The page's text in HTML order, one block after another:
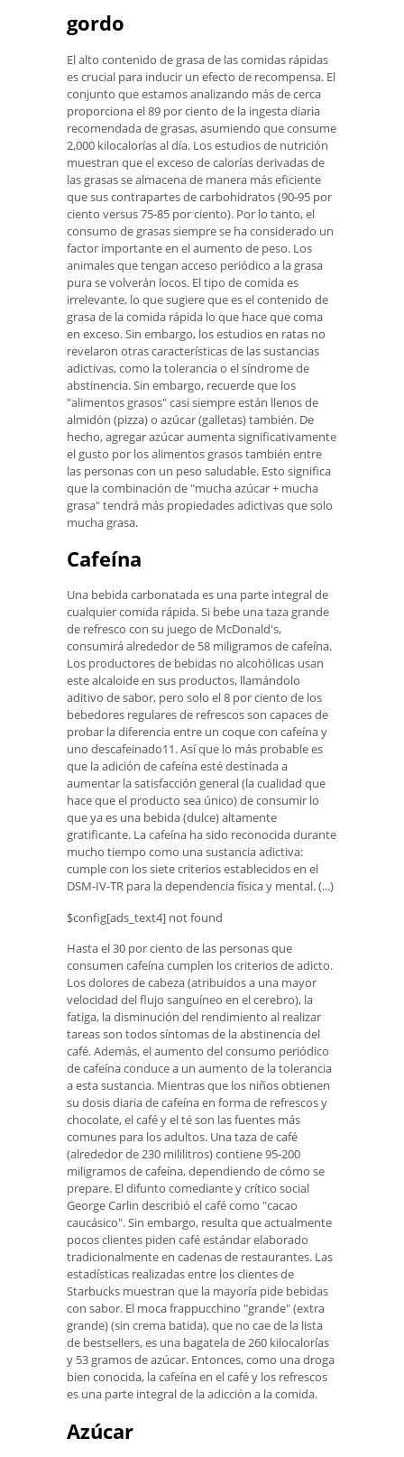
gordo
El alto contenido de grasa de las comidas rápidas
es crucial para inducir un efecto de recompensa. El
conjunto que estamos analizando más de cerca
proporciona el 89 por ciento de la ingesta diaria
recomendada de grasas, asumiendo que consume
2,000 kilocalorías al día. Los estudios de nutrición
muestran que el exceso de calorías derivadas de
las grasas se almacena de manera más eficiente
que sus contrapartes de carbohidratos (90-95 por
ciento versus 75-85 por ciento). Por lo tanto, el
consumo de grasas siempre se ha considerado un
factor importante en el aumento de peso. Los
animales que tengan acceso periódico a la grasa
pura se volverán locos. El tipo de comida es
irrelevante, lo que sugiere que es el contenido de
grasa de la comida rápida lo que hace que coma
en exceso. Sin embargo, los estudios en ratas no
revelaron otras características de las sustancias
adictivas, como la tolerancia o el síndrome de
abstinencia. Sin embargo, recuerde que los
"alimentos grasos" casi siempre están llenos de
almidón (pizza) o azúcar (galletas) también. De
hecho, agregar azúcar aumenta significativamente
el gusto por los alimentos grasos también entre
las personas con un peso saludable. Esto significa
que la combinación de "mucha azúcar + mucha
grasa" tendrá más propiedades adictivas que solo
mucha grasa.
Cafeína
Una bebida carbonatada es una parte integral de
cualquier comida rápida. Si bebe una taza grande
de refresco con su juego de McDonald's,
consumirá alrededor de 58 miligramos de cafeína.
Los productores de bebidas no alcohólicas usan
este alcaloide en sus productos, llamándolo
aditivo de sabor, pero solo el 8 por ciento de los
bebedores regulares de refrescos son capaces de
probar la diferencia entre un coque con cafeína y
uno descafeinado11. Así que lo más probable es
que la adición de cafeína esté destinada a
aumentar la satisfacción general (la cualidad que
hace que el producto sea único) de consumir lo
que ya es una bebida (dulce) altamente
gratificante. La cafeína ha sido reconocida durante
mucho tiempo como una sustancia adictiva:
cumple con los siete criterios establecidos en el
DSM-IV-TR para la dependencia física y mental. (...)
$config[ads_text4] not found
Hasta el 30 por ciento de las personas que
consumen cafeína cumplen los criterios de adicto.
Los dolores de cabeza (atribuidos a una mayor
velocidad del flujo sanguíneo en el cerebro), la
fatiga, la disminución del rendimiento al realizar
tareas son todos síntomas de la abstinencia del
café. Además, el aumento del consumo periódico
de cafeína conduce a un aumento de la tolerancia
a esta sustancia. Mientras que los niños obtienen
su dosis diaria de cafeína en forma de refrescos y
chocolate, el café y el té son las fuentes más
comunes para los adultos. Una taza de café
(alrededor de 230 mililitros) contiene 95-200
miligramos de cafeína, dependiendo de cómo se
prepare. El difunto comediante y crítico social
George Carlin describió el café como "cacao
caucásico". Sin embargo, resulta que actualmente
pocos clientes piden café estándar elaborado
tradicionalmente en cadenas de restaurantes. Las
estadísticas realizadas entre los clientes de
Starbucks muestran que la mayoría pide bebidas
con sabor. El moca frappucchino "grande" (extra
grande) (sin crema batida), que no cae de la lista
de bestsellers, es una bagatela de 260 kilocalorías
y 53 gramos de azúcar. Entonces, como una droga
bien conocida, la cafeína en el café y los refrescos
es una parte integral de la adicción a la comida.
Azúcar